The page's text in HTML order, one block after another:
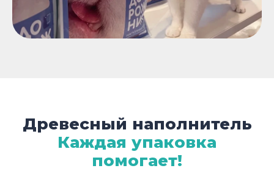
Древесный наполнитель
Каждая упаковка
помогает!